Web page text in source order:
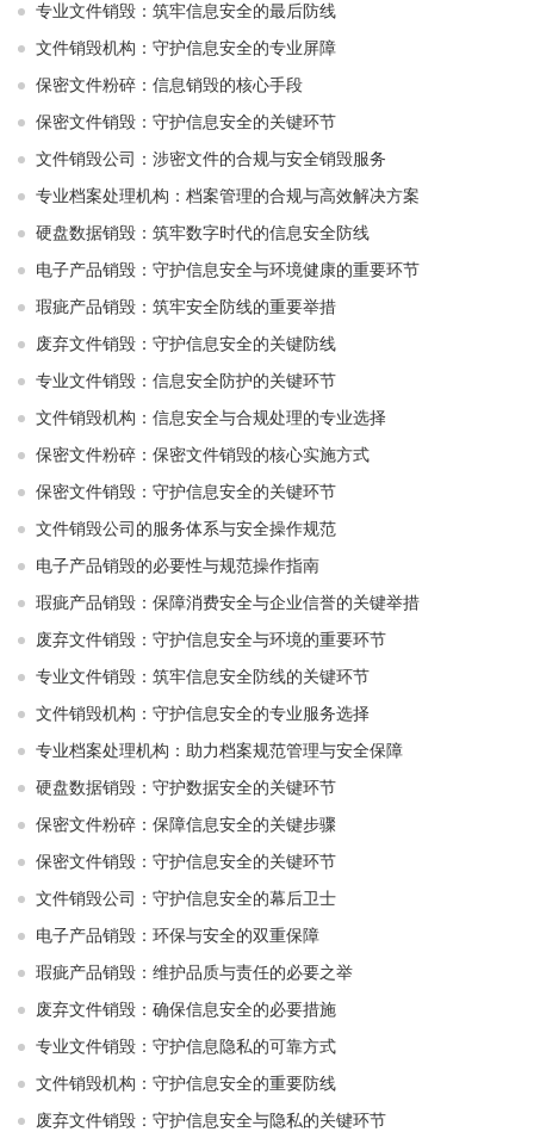
专业文件销毁：筑牢信息安全的最后防线
文件销毁机构：守护信息安全的专业屏障
保密文件粉碎：信息销毁的核心手段
保密文件销毁：守护信息安全的关键环节
文件销毁公司：涉密文件的合规与安全销毁服务
专业档案处理机构：档案管理的合规与高效解决方案
硬盘数据销毁：筑牢数字时代的信息安全防线
电子产品销毁：守护信息安全与环境健康的重要环节
瑕疵产品销毁：筑牢安全防线的重要举措
废弃文件销毁：守护信息安全的关键防线
专业文件销毁：信息安全防护的关键环节
文件销毁机构：信息安全与合规处理的专业选择
保密文件粉碎：保密文件销毁的核心实施方式
保密文件销毁：守护信息安全的关键环节
文件销毁公司的服务体系与安全操作规范
电子产品销毁的必要性与规范操作指南
瑕疵产品销毁：保障消费安全与企业信誉的关键举措
废弃文件销毁：守护信息安全与环境的重要环节
专业文件销毁：筑牢信息安全防线的关键环节
文件销毁机构：守护信息安全的专业服务选择
专业档案处理机构：助力档案规范管理与安全保障
硬盘数据销毁：守护数据安全的关键环节
保密文件粉碎：保障信息安全的关键步骤
保密文件销毁：守护信息安全的关键环节
文件销毁公司：守护信息安全的幕后卫士
电子产品销毁：环保与安全的双重保障
瑕疵产品销毁：维护品质与责任的必要之举
废弃文件销毁：确保信息安全的必要措施
专业文件销毁：守护信息隐私的可靠方式
文件销毁机构：守护信息安全的重要防线
废弃文件销毁：守护信息安全与隐私的关键环节